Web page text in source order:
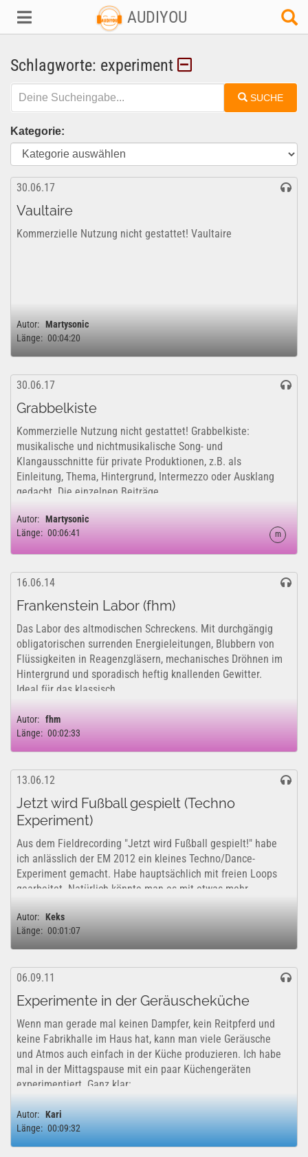
AUDIYOU
Schlagworte: experiment
SUCHE
Kategorie:
30.06.17
Vaultaire
Kommerzielle Nutzung nicht gestattet! Vaultaire
Autor: Martysonic
Länge: 00:04:20
30.06.17
Grabbelkiste
Kommerzielle Nutzung nicht gestattet! Grabbelkiste:
musikalische und nichtmusikalische Song- und
Klangausschnitte für private Produktionen, z.B. als
Einleitung, Thema, Hintergrund, Intermezzo oder Ausklang
gedacht. Die einzelnen Beiträge...
Autor: Martysonic
Länge: 00:06:41 m
16.06.14
Frankenstein Labor (fhm)
Das Labor des altmodischen Schreckens. Mit durchgängig
obligatorischen surrenden Energieleitungen, Blubbern von
Flüssigkeiten in Reagenzgläsern, mechanisches Dröhnen im
Hintergrund und sporadisch heftig knallenden Gewitter.
Ideal für das klassisch...
Autor: fhm
Länge: 00:02:33
13.06.12
Jetzt wird Fußball gespielt (Techno
Experiment)
Aus dem Fieldrecording "Jetzt wird Fußball gespielt!" habe
ich anlässlich der EM 2012 ein kleines Techno/Dance-
Experiment gemacht. Habe hauptsächlich mit freien Loops
gearbeitet. Natürlich könnte man es mit etwas mehr
Autor: Keks
Länge: 00:01:07
06.09.11
Experimente in der Geräuscheküche
Wenn man gerade mal keinen Dampfer, kein Reitpferd und
keine Fabrikhalle im Haus hat, kann man viele Geräusche
und Atmos auch einfach in der Küche produzieren. Ich habe
mal in der Mittagspause mit ein paar Küchengeräten
experimentiert. Ganz klar:...
Autor: Kari
Länge: 00:09:32